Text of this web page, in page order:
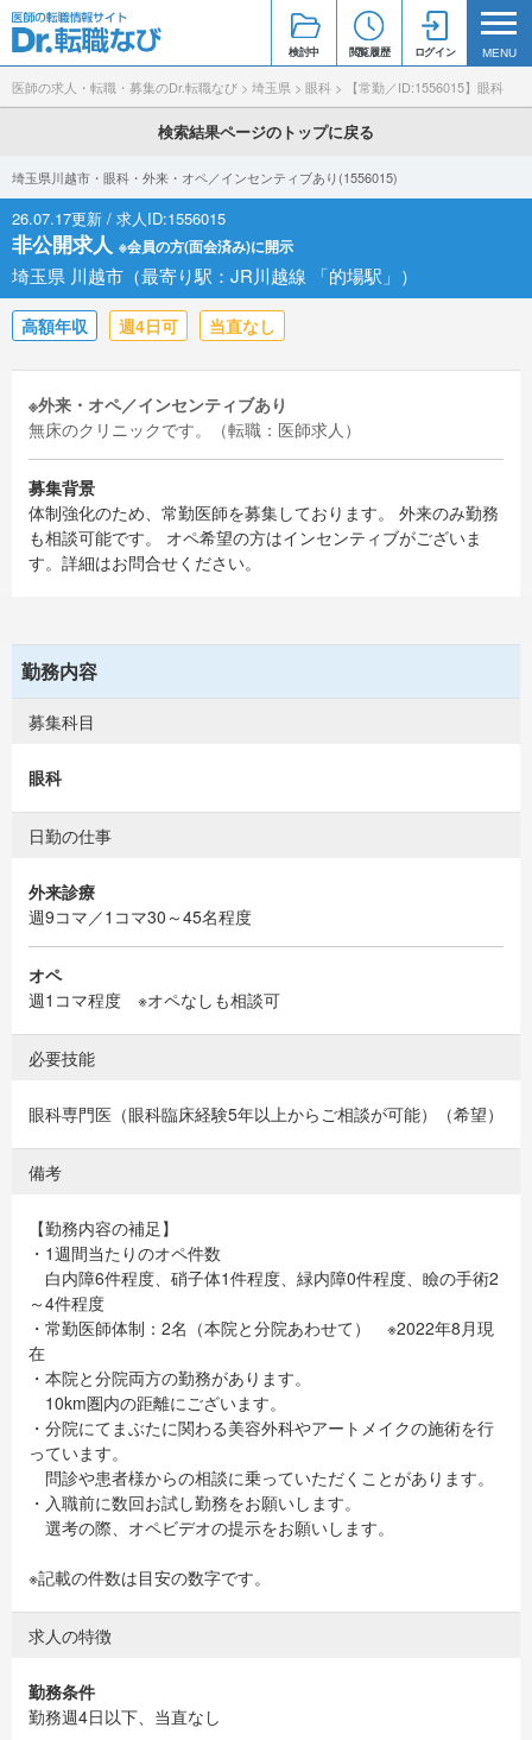
検討中 閲覧履歴 ログイン MENU
医師の求人・転職・募集のDr.転職なび > 埼玉県 > 眼科 > 【常勤／ID:1556015】眼科
検索結果ページのトップに戻る
埼玉県川越市・眼科・外来・オペ／インセンティブあり(1556015)
26.07.17更新 / 求人ID:1556015
非公開求人 ※会員の方(面会済み)に開示
埼玉県 川越市（最寄り駅：JR川越線 「的場駅」）
高額年収 週4日可 当直なし
※外来・オペ／インセンティブあり
無床のクリニックです。（転職：医師求人）
募集背景
体制強化のため、常勤医師を募集しております。 外来のみ勤務
も相談可能です。 オペ希望の方はインセンティブがございま
す。詳細はお問合せください。
勤務内容
募集科目
眼科
日勤の仕事
外来診療
週9コマ／1コマ30～45名程度
オペ
週1コマ程度 ※オペなしも相談可
必要技能
眼科専門医（眼科臨床経験5年以上からご相談が可能）（希望）
備考
【勤務内容の補足】
・1週間当たりのオペ件数
白内障6件程度、硝子体1件程度、緑内障0件程度、瞼の手術2
～4件程度
・常勤医師体制：2名（本院と分院あわせて） ※2022年8月現
在
・本院と分院両方の勤務があります。
10km圏内の距離にございます。
・分院にてまぶたに関わる美容外科やアートメイクの施術を行
っています。
問診や患者様からの相談に乗っていただくことがあります。
・入職前に数回お試し勤務をお願いします。
選考の際、オペビデオの提示をお願いします。
※記載の件数は目安の数字です。
求人の特徴
勤務条件
勤務週4日以下、当直なし